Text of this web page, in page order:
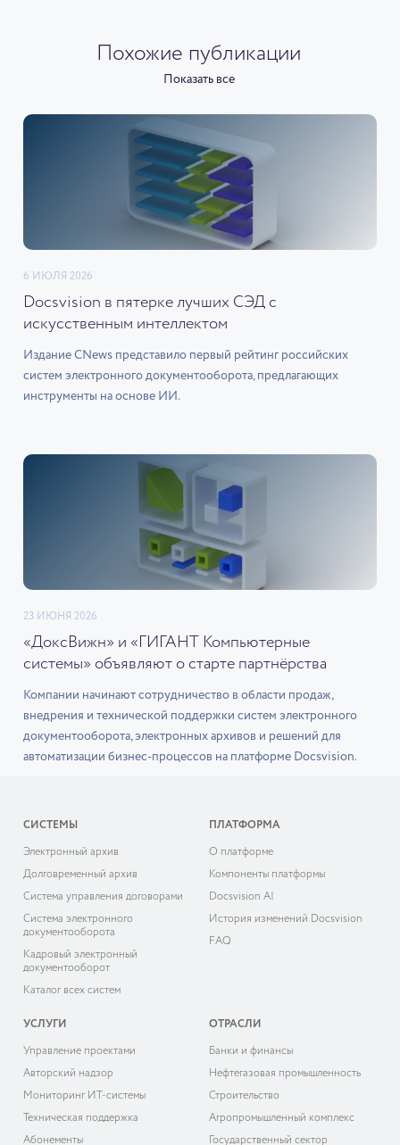
Похожие публикации
Показать все
6 ИЮЛЯ 2026
Docsvision в пятерке лучших СЭД с
искусственным интеллектом
Издание CNews представило первый рейтинг российских
систем электронного документооборота, предлагающих
инструменты на основе ИИ.
23 ИЮНЯ 2026
«ДоксВижн» и «ГИГАНТ Компьютерные
системы» объявляют о старте партнёрства
Компании начинают сотрудничество в области продаж,
внедрения и технической поддержки систем электронного
документооборота, электронных архивов и решений для
автоматизации бизнес-процессов на платформе Docsvision.
СИСТЕМЫ
Электронный архив
Долговременный архив
Система управления договорами
Система электронного
документооборота
Кадровый электронный
документооборот
Каталог всех систем
ПЛАТФОРМА
О платформе
Компоненты платформы
Docsvision AI
История изменений Docsvision
FAQ
УСЛУГИ
Управление проектами
Авторский надзор
Мониторинг ИТ-системы
Техническая поддержка
Абонементы
ОТРАСЛИ
Банки и финансы
Нефтегазовая промышленность
Строительство
Агропромышленный комплекс
Государственный сектор